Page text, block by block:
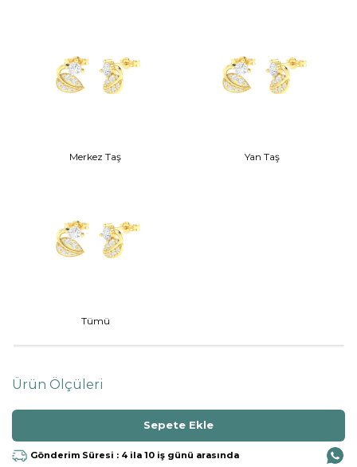
Merkez Taş Yan Taş
Tümü
Ürün Ölçüleri
Gönderim Süresi : 4 ila 10 iş günü arasında